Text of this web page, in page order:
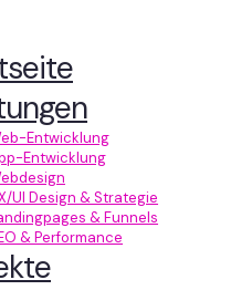
Entwicklung
Entwicklung
UI Design & Strategie
& Funnels
& Performance
und